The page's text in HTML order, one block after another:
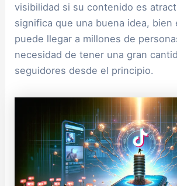
visibilidad si su contenido es
significa que una buena idea, bien
puede llegar a millones de
necesidad de tener una gran
seguidores desde el principio.